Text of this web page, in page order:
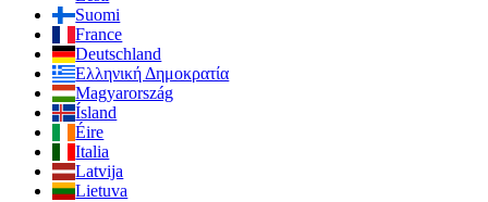
Suomi
France
Deutschland
Ελληνική Δημοκρατία
Magyarország
Ísland
Éire
Italia
Latvija
Lietuva